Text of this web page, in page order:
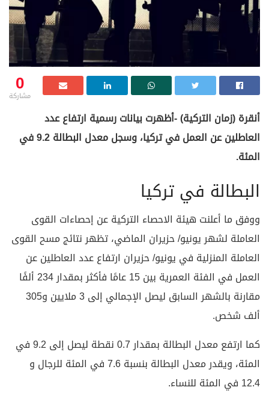
0
مشاركة
أنقرة (زمان التركية) -أظهرت بيانات رسمية ارتفاع عدد
العاطلين عن العمل في تركيا، وسجل معدل البطالة 9.2 في
المئة.
البطالة في تركيا
ووفق ما أعلنت هيئة الاحصاء التركية عن إحصاءات القوى
العاملة لشهر يونيو/ حزيران الماضي، تظهر نتائج مسح القوى
العاملة المنزلية في يونيو/ حزيران ارتفاع عدد العاطلين عن
العمل في الفئة العمرية بين 15 عامًا فأكثر بمقدار 234 ألفًا
مقارنة بالشهر السابق ليصل الإجمالي إلى 3 ملايين و305
ألف شخص.
كما ارتفع معدل البطالة بمقدار 0.7 نقطة ليصل إلى 9.2 في
المئة، ويقدر معدل البطالة بنسبة 7.6 في المئة للرجال و
12.4 في المئة للنساء.